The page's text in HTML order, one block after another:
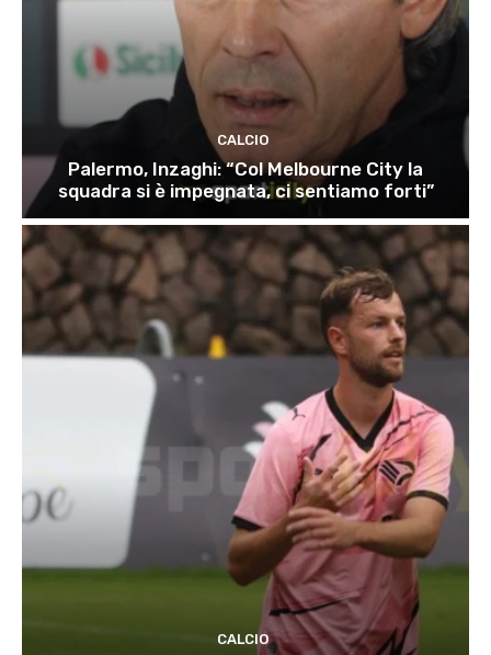
CALCIO
Palermo, Inzaghi: “Col Melbourne City la
squadra si è impegnata, ci sentiamo forti”
CALCIO